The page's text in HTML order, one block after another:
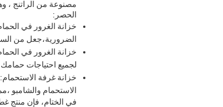
الحصر:
خزانة الغرور في
الضرورية،جعل من
خزانة الغرور في
لجميع احتياجات حمامك.
الاستحمام والشامبو